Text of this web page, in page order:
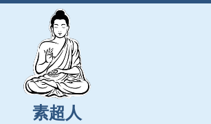
素超人